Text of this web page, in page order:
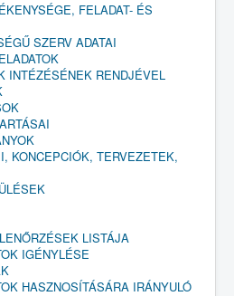
FELADAT- ÉS
SZERV ADATAI
INTÉZÉSÉNEK RENDJÉVEL
KONCEPCIÓK, TERVEZETEK,
LISTÁJA
IGÉNYLÉSE
HASZNOSÍTÁSÁRA IRÁNYULÓ